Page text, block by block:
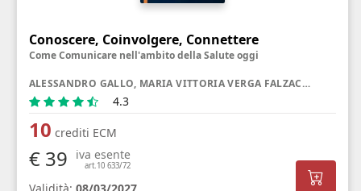
Conoscere, Coinvolgere, Connettere
Come Comunicare nell'ambito della Salute oggi
ALESSANDRO GALLO, MARIA VITTORIA VERGA FALZACAPPA, GIULIA RANCATI
4.3
10 crediti ECM
€ 39 iva esente
art.10 633/72